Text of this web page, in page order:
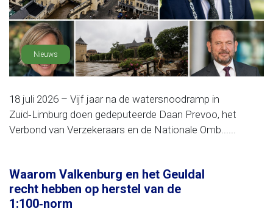
Nieuws
18 juli 2026 – Vijf jaar na de watersnoodramp in
Zuid‑Limburg doen gedeputeerde Daan Prevoo, het
Verbond van Verzekeraars en de Nationale Omb......
Waarom Valkenburg en het Geuldal
recht hebben op herstel van de
1:100‑norm